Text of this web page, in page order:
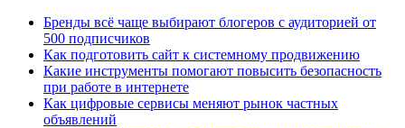
Бренды всё чаще выбирают блогеров с аудиторией от
500 подписчиков
Как подготовить сайт к системному продвижению
Какие инструменты помогают повысить безопасность
при работе в интернете
Как цифровые сервисы меняют рынок частных
объявлений